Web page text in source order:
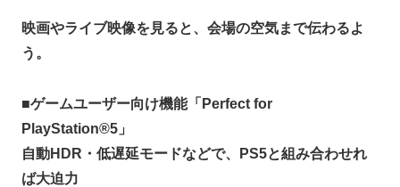
映画やライブ映像を見ると、会場の空気まで伝わるよ
う。
■ゲームユーザー向け機能「Perfect for
PlayStation®5」
自動HDR・低遅延モードなどで、PS5と組み合わせれ
ば大迫力